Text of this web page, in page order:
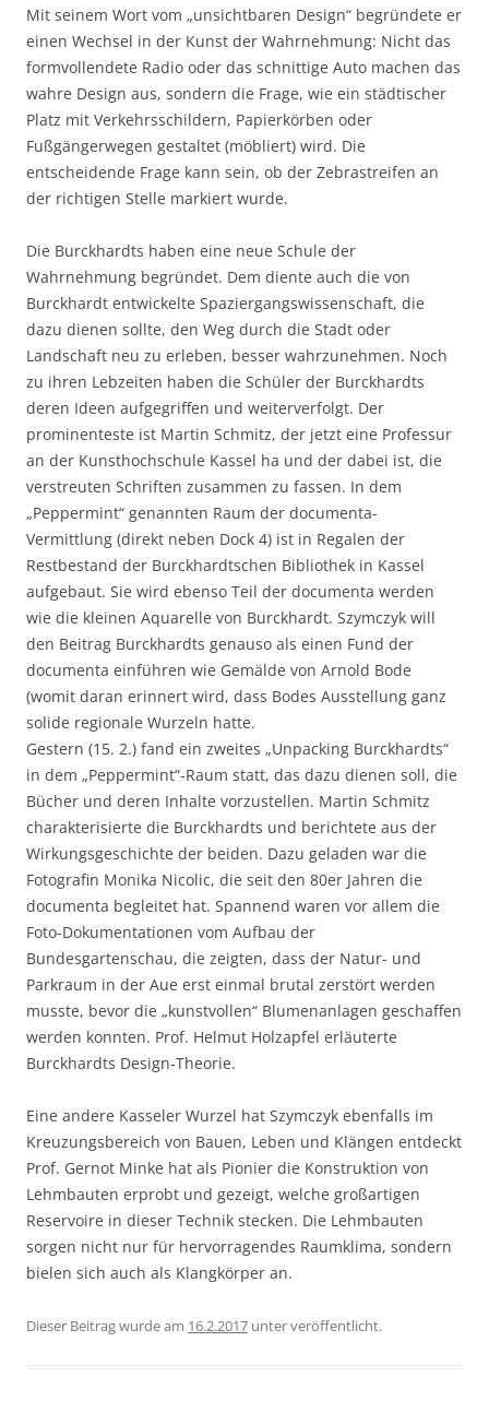
Mit seinem Wort vom „unsichtbaren Design“ begründete er
einen Wechsel in der Kunst der Wahrnehmung: Nicht das
formvollendete Radio oder das schnittige Auto machen das
wahre Design aus, sondern die Frage, wie ein städtischer
Platz mit Verkehrsschildern, Papierkörben oder
Fußgängerwegen gestaltet (möbliert) wird. Die
entscheidende Frage kann sein, ob der Zebrastreifen an
der richtigen Stelle markiert wurde.
Die Burckhardts haben eine neue Schule der
Wahrnehmung begründet. Dem diente auch die von
Burckhardt entwickelte Spaziergangswissenschaft, die
dazu dienen sollte, den Weg durch die Stadt oder
Landschaft neu zu erleben, besser wahrzunehmen. Noch
zu ihren Lebzeiten haben die Schüler der Burckhardts
deren Ideen aufgegriffen und weiterverfolgt. Der
prominenteste ist Martin Schmitz, der jetzt eine Professur
an der Kunsthochschule Kassel ha und der dabei ist, die
verstreuten Schriften zusammen zu fassen. In dem
„Peppermint“ genannten Raum der documenta-
Vermittlung (direkt neben Dock 4) ist in Regalen der
Restbestand der Burckhardtschen Bibliothek in Kassel
aufgebaut. Sie wird ebenso Teil der documenta werden
wie die kleinen Aquarelle von Burckhardt. Szymczyk will
den Beitrag Burckhardts genauso als einen Fund der
documenta einführen wie Gemälde von Arnold Bode
(womit daran erinnert wird, dass Bodes Ausstellung ganz
solide regionale Wurzeln hatte.
Gestern (15. 2.) fand ein zweites „Unpacking Burckhardts“
in dem „Peppermint“-Raum statt, das dazu dienen soll, die
Bücher und deren Inhalte vorzustellen. Martin Schmitz
charakterisierte die Burckhardts und berichtete aus der
Wirkungsgeschichte der beiden. Dazu geladen war die
Fotografin Monika Nicolic, die seit den 80er Jahren die
documenta begleitet hat. Spannend waren vor allem die
Foto-Dokumentationen vom Aufbau der
Bundesgartenschau, die zeigten, dass der Natur- und
Parkraum in der Aue erst einmal brutal zerstört werden
musste, bevor die „kunstvollen“ Blumenanlagen geschaffen
werden konnten. Prof. Helmut Holzapfel erläuterte
Burckhardts Design-Theorie.
Eine andere Kasseler Wurzel hat Szymczyk ebenfalls im
Kreuzungsbereich von Bauen, Leben und Klängen entdeckt
Prof. Gernot Minke hat als Pionier die Konstruktion von
Lehmbauten erprobt und gezeigt, welche großartigen
Reservoire in dieser Technik stecken. Die Lehmbauten
sorgen nicht nur für hervorragendes Raumklima, sondern
bielen sich auch als Klangkörper an.
Dieser Beitrag wurde am 16.2.2017 unterveröffentlicht.